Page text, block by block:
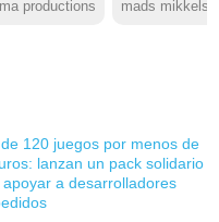
productions mads
120 juegos por menos de
lanzan un pack solidario
apoyar a desarrolladores